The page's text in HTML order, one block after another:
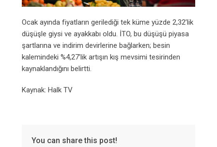
Ocak ayında fiyatların gerilediği tek küme yüzde 2,32’lik
düşüşle giysi ve ayakkabı oldu. İTO, bu düşüşü piyasa
şartlarına ve indirim devirlerine bağlarken; besin
kalemindeki %4,27’lik artışın kış mevsimi tesirinden
kaynaklandığını belirtti.
Kaynak: Halk TV
You can share this post!